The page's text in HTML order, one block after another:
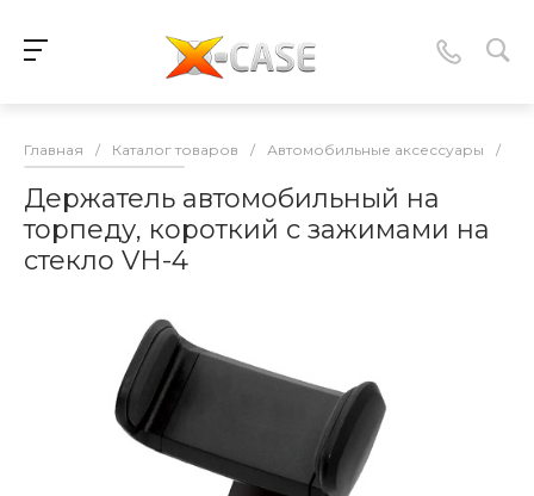
Главная / Каталог товаров / Автомобильные аксессуары /
Держатель автомобильный на
торпеду, короткий с зажимами на
стекло VH-4